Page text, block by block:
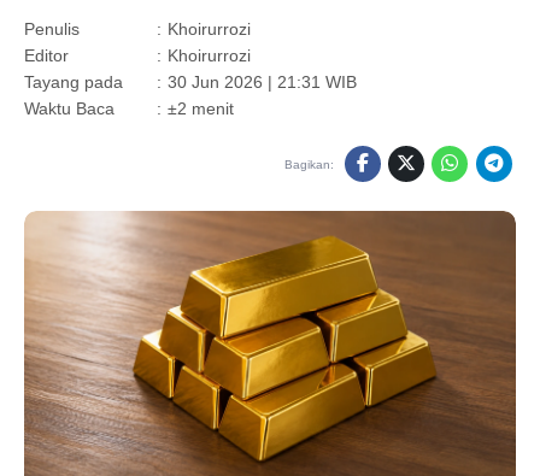
Penulis : Khoirurrozi
Editor
: Khoirurrozi
Tayang pada
: 30 Jun 2026 | 21:31 WIB
Waktu Baca
: ±2 menit
Bagikan: